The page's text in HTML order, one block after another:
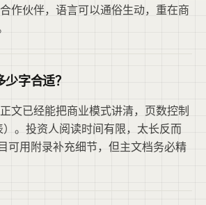
作伙伴，语言可以通俗生动，重在商
字合适？
文已经能把商业模式讲清，页数控制
。投资人阅读时间有限，太长反而
可用附录补充细节，但主文档务必精